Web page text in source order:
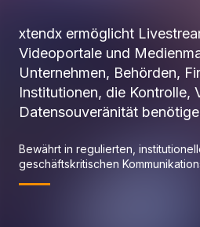
xtendx ermöglicht
Videoportale und
Unternehmen, Behörden,
Institutionen, die Kontrolle,
Datensouveränität
Bewährt in regulierten,
geschäftskritischen